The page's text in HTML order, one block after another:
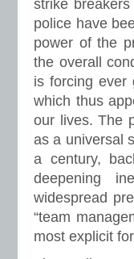
strike
police have
power of the
the overall
is forcing ever
which thus
our lives. The
as a universal
a century,
deepening
widespread
“team
most explicit